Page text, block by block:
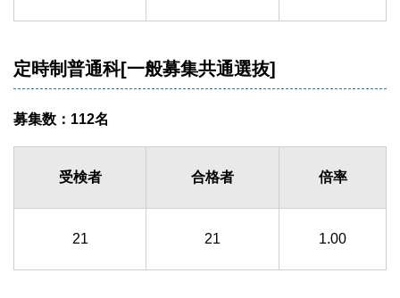
定時制普通科[一般募集共通選抜]
募集数：112名
受検者 合格者 倍率
21 21 1.00